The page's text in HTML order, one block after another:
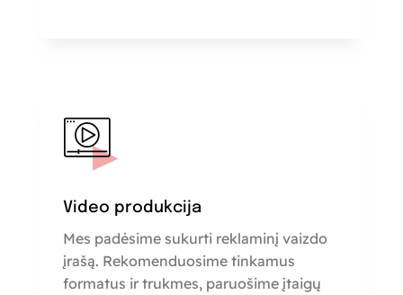
Video produkcija
Mes padėsime sukurti reklaminį vaizdo
įrašą. Rekomenduosime tinkamus
formatus ir trukmes, paruošime įtaigų